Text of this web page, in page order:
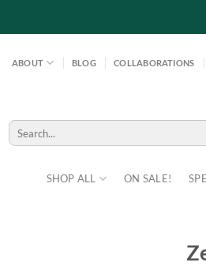
ABOUT BLOG COLLABORATIONS
SHOP ALL ON SALE!
Search
for: